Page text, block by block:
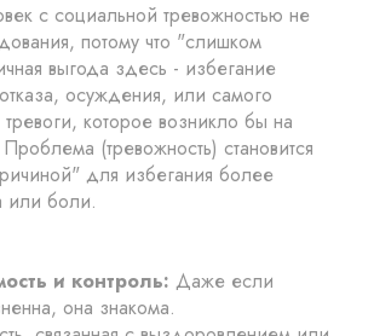
с социальной тревожностью не
потому что "слишком
выгода здесь - избегание
осуждения, или самого
тревоги, которое возникло бы на
(тревожность) становится
для избегания более
или боли.
и контроль: Даже если
она знакома.